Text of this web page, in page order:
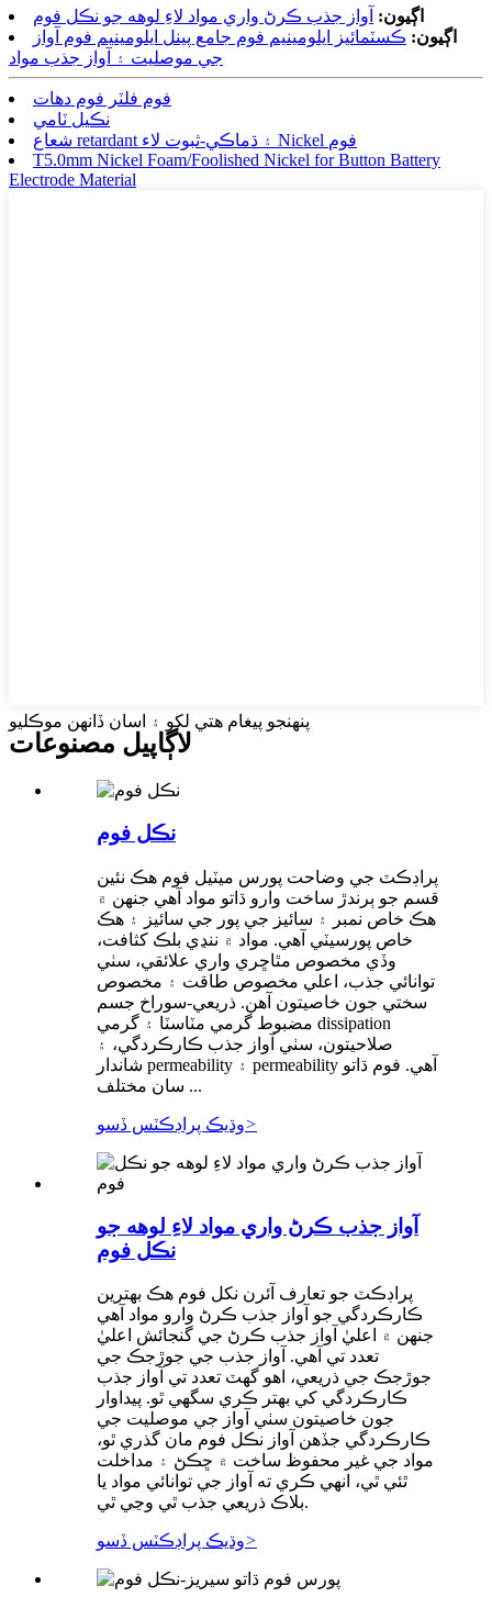
اڳيون: آواز جذب ڪرڻ واري مواد لاءِ لوهه جو نڪل فوم
اڳيون: ڪسٽمائيز ايلومينيم فوم جامع پينل ايلومينيم فوم آواز
جي موصليت ۽ آواز جذب مواد
فوم فلٽر فوم دھات
نڪيل ٽامي
شعاع retardant ۽ ڌماڪي-ثبوت لاء Nickel فوم
T5.0mm Nickel Foam/Foolished Nickel for Button Battery
Electrode Material
پنهنجو پيغام هتي لکو ۽ اسان ڏانهن موڪليو
لاڳاپيل مصنوعات
نڪل فوم
پراڊڪٽ جي وضاحت پورس ميٽيل فوم هڪ نئين
قسم جو ٻرندڙ ساخت وارو ڌاتو مواد آهي جنهن ۾
هڪ خاص نمبر ۽ سائيز جي پور جي سائيز ۽ هڪ
خاص پورسيٽي آهي. مواد ۾ ننڍي بلڪ کثافت،
وڏي مخصوص مٿاڇري واري علائقي، سٺي
توانائي جذب، اعلي مخصوص طاقت ۽ مخصوص
سختي جون خاصيتون آهن. ذريعي-سوراخ جسم
مضبوط گرمي مٽاسٽا ۽ گرمي dissipation
صلاحيتون، سٺي آواز جذب ڪارڪردگي، ۽
شاندار permeability ۽ permeability آهي. فوم ڌاتو
سان مختلف ...
وڌيڪ پراڊڪٽس ڏسو>
آواز جذب ڪرڻ واري مواد لاءِ لوهه جو
نڪل فوم
پراڊڪٽ جو تعارف آئرن نکل فوم هڪ بهترين
ڪارڪردگي جو آواز جذب ڪرڻ وارو مواد آهي
جنهن ۾ اعليٰ آواز جذب ڪرڻ جي گنجائش اعليٰ
تعدد تي آهي. آواز جذب جي جوڙجڪ جي
جوڙجڪ جي ذريعي، اهو گهٽ تعدد تي آواز جذب
ڪارڪردگي کي بهتر ڪري سگهي ٿو. پيداوار
جون خاصيتون سٺي آواز جي موصليت جي
ڪارڪردگي جڏهن آواز نڪل فوم مان گذري ٿو،
مواد جي غير محفوظ ساخت ۾ ڇڪڻ ۽ مداخلت
ٿئي ٿي، انهي ڪري ته آواز جي توانائي مواد يا
بلاڪ ذريعي جذب ٿي وڃي ٿي.
وڌيڪ پراڊڪٽس ڏسو>